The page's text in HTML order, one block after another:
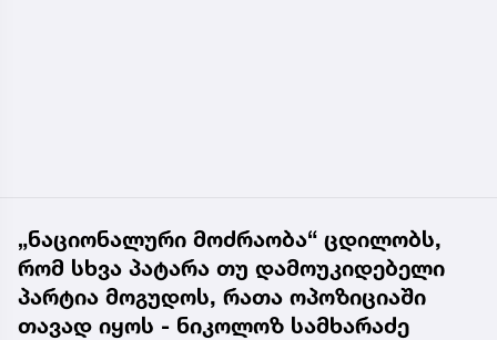
„ნაციონალური მოძრაობა“ ცდილობს,
რომ სხვა პატარა თუ დამოუკიდებელი
პარტია მოგუდოს, რათა ოპოზიციაში
თავად იყოს - ნიკოლოზ სამხარაძე